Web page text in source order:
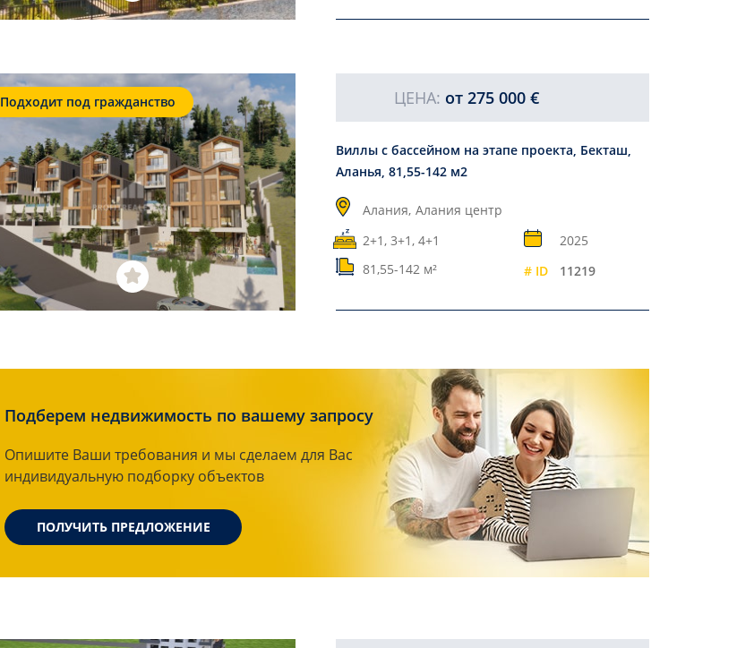
Подходит под гражданство ЦЕНА: от 275 000 €
Виллы с бассейном на этапе проекта, Бекташ,
Аланья, 81,55-142 м2
Алания, Алания центр
2+1, 3+1, 4+1
2025
81,55-142 м²
# ID 11219
Подберем недвижимость по вашему запросу
Опишите Ваши требования и мы сделаем для Вас
индивидуальную подборку объектов
ПОЛУЧИТЬ ПРЕДЛОЖЕНИЕ